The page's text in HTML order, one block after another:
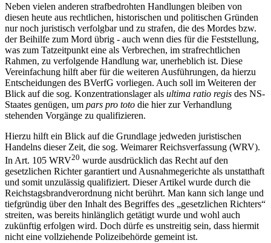
Neben vielen anderen strafbedrohten Handlungen bleiben von
diesen heute aus rechtlichen, historischen und politischen Gründen
nur noch juristisch verfolgbar und zu strafen, die des Mordes bzw.
der Beihilfe zum Mord übrig - auch wenn dies für die Feststellung,
was zum Tatzeitpunkt eine als Verbrechen, im strafrechtlichen
Rahmen, zu verfolgende Handlung war, unerheblich ist. Diese
Vereinfachung hilft aber für die weiteren Ausführungen, da hierzu
Entscheidungen des BVerfG vorliegen. Auch soll im Weiteren der
Blick auf die sog. Konzentrationslager als ultima ratio regis des NS-
Staates genügen, um pars pro toto die hier zur Verhandlung
stehenden Vorgänge zu qualifizieren.
Hierzu hilft ein Blick auf die Grundlage jedweden juristischen
Handelns dieser Zeit, die sog. Weimarer Reichsverfassung (WRV).
In Art. 105 WRV20 wurde ausdrücklich das Recht auf den
gesetzlichen Richter garantiert und Ausnahmegerichte als unstatthaft
und somit unzulässig qualifiziert. Dieser Artikel wurde durch die
Reichstagsbrandverordnung nicht berührt. Man kann sich lange und
tiefgründig über den Inhalt des Begriffes des „gesetzlichen Richters“
streiten, was bereits hinlänglich getätigt wurde und wohl auch
zukünftig erfolgen wird. Doch dürfe es unstreitig sein, dass hiermit
nicht eine vollziehende Polizeibehörde gemeint ist.